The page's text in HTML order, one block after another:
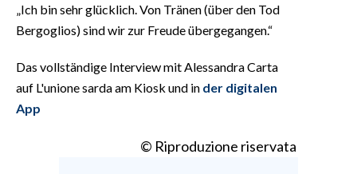
PUBBLICITÀ
SPIAGGE
STORE
„Ich bin sehr glücklich. Von Tränen (über den Tod
Bergoglios) sind wir zur Freude übergegangen.“
Das vollständige Interview mit Alessandra Carta
auf L'unione sarda am Kiosk und in der digitalen
App
© Riproduzione riservata